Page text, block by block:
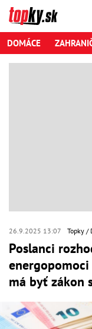
DOMÁCE
26.9.2025 13:07 Topky
Poslanci
má byť zákon